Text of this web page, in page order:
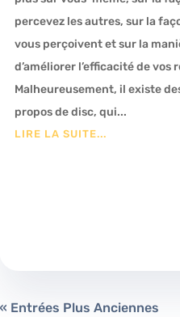
percevez les autres, sur la
vous perçoivent et sur la
d’améliorer l’efficacité de vos
Malheureusement, il existe
propos de disc, qui...
LIRE LA SUITE...
« Entrées Plus Anciennes